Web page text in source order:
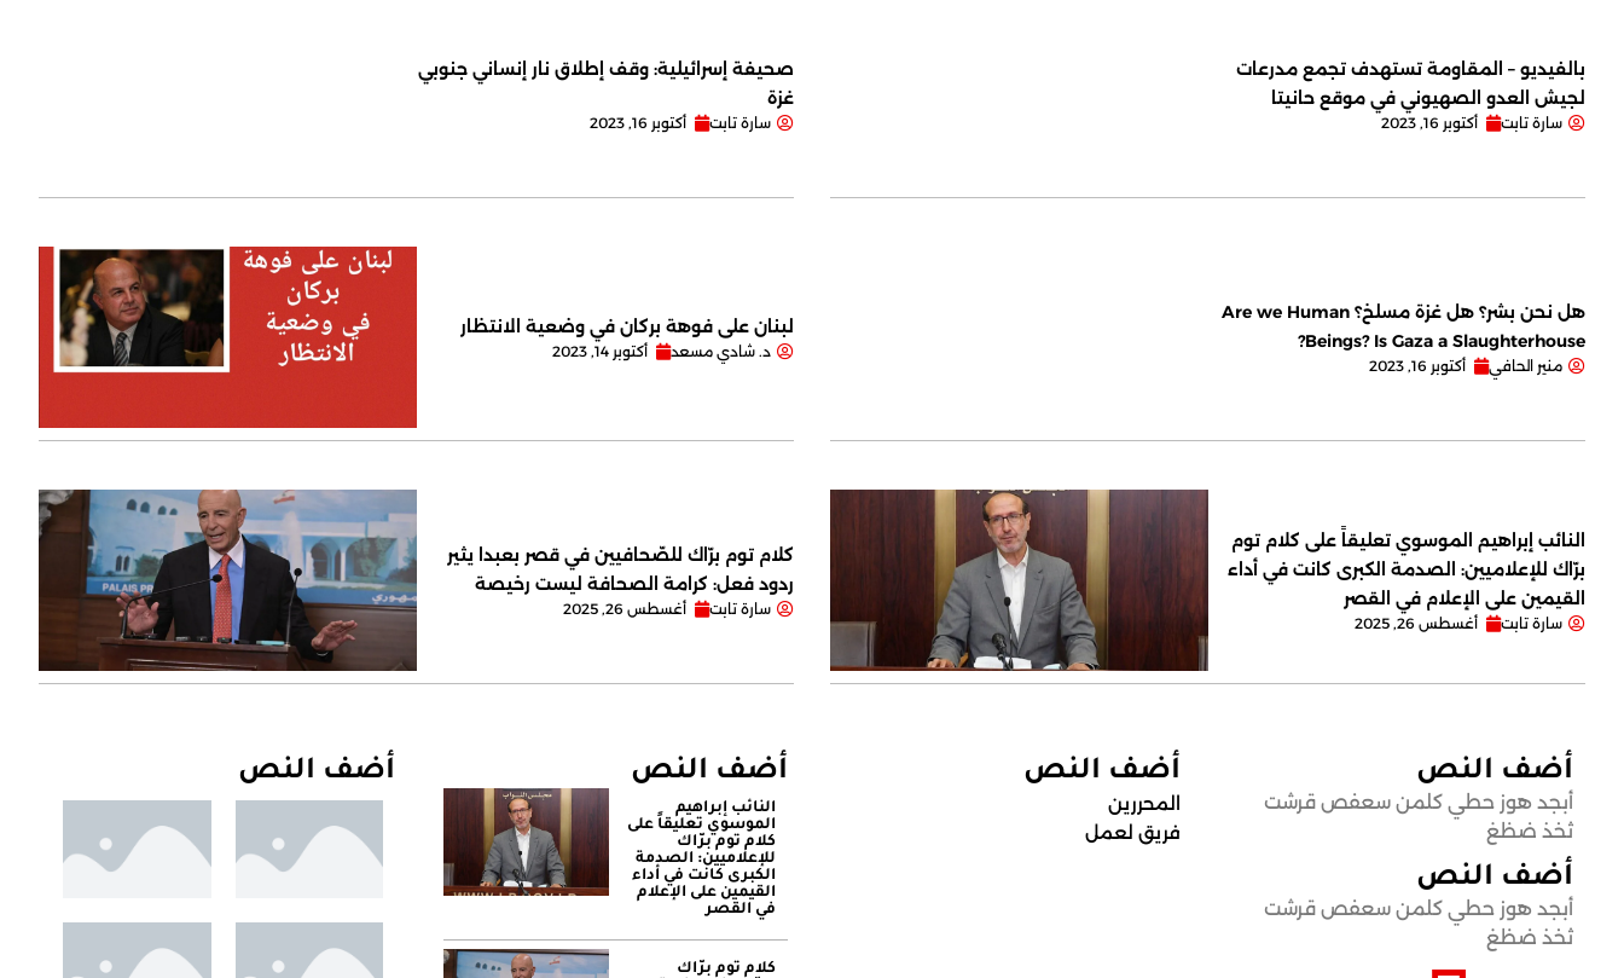
بالفيديو – المقاومة تستهدف تجمع مدرعات
لجيش العدو الصهيوني في موقع حانيتا
سارة تابت أكتوبر 16, 2023
صحيفة إسرائيلية: وقف إطلاق نار إنساني جنوبي
غزة
سارة تابت أكتوبر 16, 2023
هل نحن بشر؟ هل غزة مسلخ؟ Are we Human
Beings? Is Gaza a Slaughterhouse?
منير الحافي أكتوبر 16, 2023
لبنان على فوهة بركان في وضعية الانتظار
د. شادي مسعد أكتوبر 14, 2023
النائب إبراهيم الموسوي تعليقاً على كلام توم
برّاك للإعلاميين: الصدمة الكبرى كانت في أداء
القيمين على ‏الإعلام في القصر
سارة تابت أغسطس 26, 2025
كلام توم برّاك للصّحافيين في قصر بعبدا يثير
ردود فعل: كرامة الصحافة ليست رخيصة
سارة تابت أغسطس 26, 2025
أضف النص
أبجد هوز حطي كلمن سعفص قرشت
ثخذ ضظغ
أضف النص
أبجد هوز حطي كلمن سعفص قرشت
ثخذ ضظغ
أضف النص
المحررين
فريق لعمل
أضف النص
النائب إبراهيم
الموسوي تعليقاً على
كلام توم برّاك
للإعلاميين: الصدمة
الكبرى كانت في أداء
القيمين على ‏الإعلام
في القصر
كلام توم برّاك
أضف النص